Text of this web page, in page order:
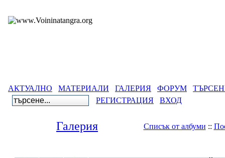
АКТУАЛНО МАТЕРИАЛИ ГАЛЕРИЯ ФОРУМ
РЕГИСТРАЦИЯ
ВХОД
Галерия Списък от албуми ::